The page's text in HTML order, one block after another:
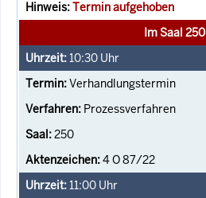
Termin aufgehoben
Im Saal 250
10:30 Uhr
Verhandlungstermin
Prozessverfahren
250
4 O 87/22
11:00 Uhr